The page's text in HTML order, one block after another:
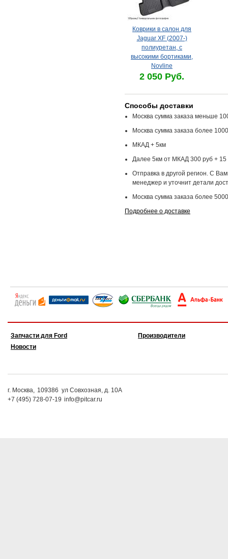
Коврики в салон для
Jaguar XF (2007-)
полиуретан, с
высокими бортиками,
Novline
2 050 Руб.
Способы доставки
Москва сумма заказа меньше
Москва сумма заказа более
МКАД + 5км
Далее 5км от МКАД 300 руб + 15
Отправка в другой регион. С
менеджер и уточнит детали
Москва сумма заказа более
Подробнее о доставке
Запчасти для Ford
Новости
Производители
г. Москва, 109386 ул Совхозная, д. 10А
+7 (495) 728-07-19 info@pitcar.ru